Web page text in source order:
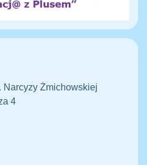
Narcyzy Żmichowskiej
4